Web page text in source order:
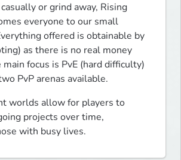
or grind away, Rising
everyone to our small
offered is obtainable by
as there is no real money
focus is PvE (hard difficulty)
PvP arenas available.
worlds allow for players to
projects over time,
with busy lives.